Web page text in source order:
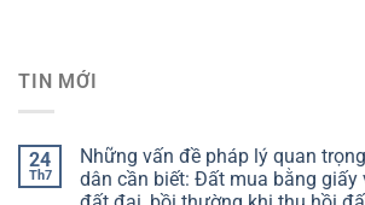
TIN MỚI
24
Th7
Những vấn đề pháp lý quan
dân cần biết: Đất mua bằng giấy